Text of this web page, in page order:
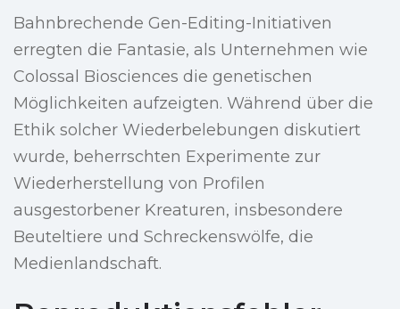
Bahnbrechende Gen-Editing-Initiativen
erregten die Fantasie, als Unternehmen wie
Colossal Biosciences die genetischen
Möglichkeiten aufzeigten. Während über die
Ethik solcher Wiederbelebungen diskutiert
wurde, beherrschten Experimente zur
Wiederherstellung von Profilen
ausgestorbener Kreaturen, insbesondere
Beuteltiere und Schreckenswölfe, die
Medienlandschaft.